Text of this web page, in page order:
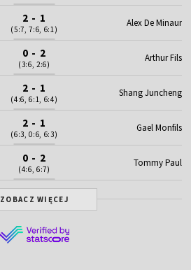
2 - 1
(5:7, 7:6, 6:1)
Alex De Minaur
0 - 2
(3:6, 2:6)
Arthur Fils
2 - 1
(4:6, 6:1, 6:4)
Shang Juncheng
2 - 1
(6:3, 0:6, 6:3)
Gael Monfils
0 - 2
(4:6, 6:7)
Tommy Paul
ZOBACZ WIĘCEJ